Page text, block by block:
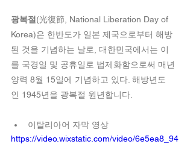
광복절 (光復節, National Liberation Day of
Korea)은 한반도가 일본 제국으로부터 해방
된 것을 기념하는 날로, 대한민국에서는 이
를 국경일 및 공휴일 로 법제화함으로써 매년
양력 8월 15일에 기념하고 있다. 해방년도
인 1945년을 광복절 원년합니다.
이탈리아어 자막 영상
https://video.wixstatic.com/video/6e5ea8_94